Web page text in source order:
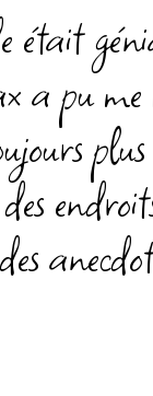
a pu
des